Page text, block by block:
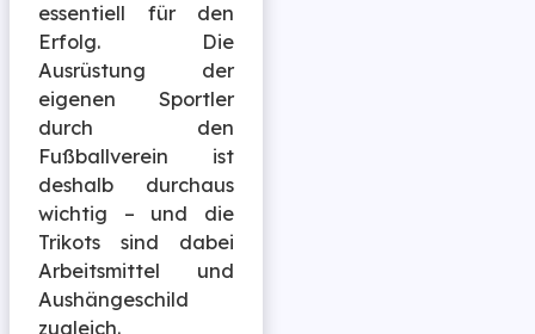
essentiell für den
Erfolg. Die
Ausrüstung der
eigenen Sportler
durch den
Fußballverein ist
deshalb durchaus
wichtig – und die
Trikots sind dabei
Arbeitsmittel und
Aushängeschild
zugleich.